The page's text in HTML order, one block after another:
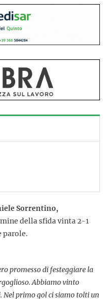
Sorrentino,
della sfida vinta 2-1
parole.
promesso di festeggiare la
Abbiamo vinto
primo gol ci siamo tolti un